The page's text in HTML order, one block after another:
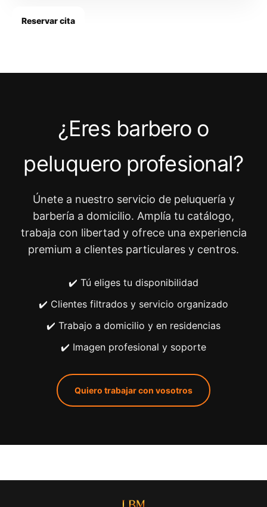
Reservar cita
¿Eres barbero o
peluquero profesional?
Únete a nuestro servicio de peluquería y
barbería a domicilio. Amplía tu catálogo,
trabaja con libertad y ofrece una experiencia
premium a clientes particulares y centros.
✔️ Tú eliges tu disponibilidad
✔️ Clientes filtrados y servicio organizado
✔️ Trabajo a domicilio y en residencias
✔️ Imagen profesional y soporte
Quiero trabajar con vosotros